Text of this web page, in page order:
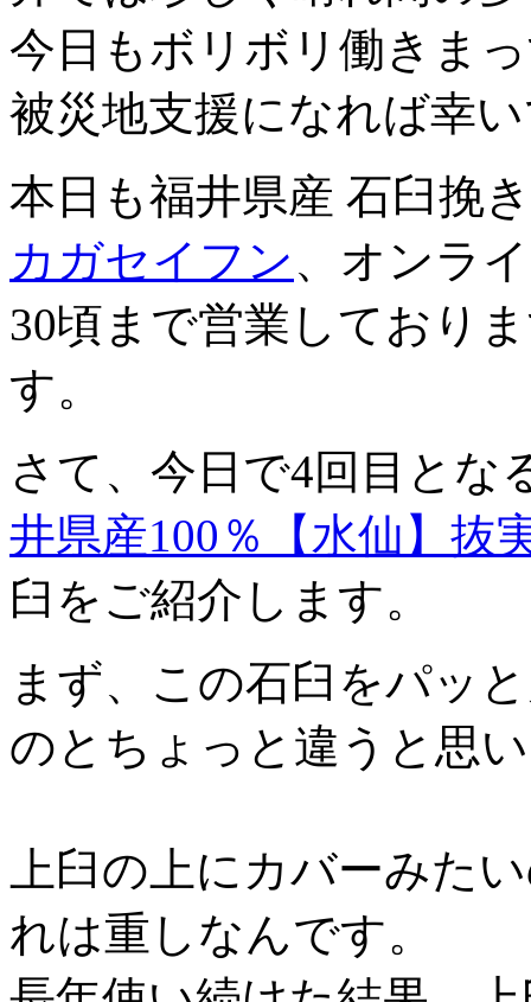
今日もボリボリ働きま
被災地支援になれば幸
本日も福井県産 石臼挽
カガセイフン、オンラ
30頃まで営業しており
す。
さて、今日で4回目とな
井県産100％【水仙】抜
臼をご紹介します。
まず、この石臼をパッ
のとちょっと違うと思
上臼の上にカバーみた
れは重しなんです。